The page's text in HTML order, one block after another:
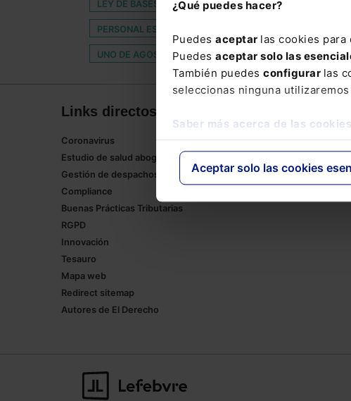
¿Qué puedes hacer?
Puedes aceptar las cookies
Puedes aceptar solo las
También puedes configurar las
seleccionas ninguna
Saber más acerca de las cookies
Aceptar solo las cookies
LEY DE BASES DEL RÉGIMEN LOCAL LEY DE RÉGIMEN
PERSONAL ESTATUTARIO DE LOS SERVICIOS DE SALUD
UNO DE AGOSTO VALOR
Links directos
Coronavirus
Estudio de salud abogacía
Gestión de despachos
Compliance
Buenas Prácticas Tributarias
RGPD
Innovación
Tesauro
Mapa web
Redirect sitemap
Autores de El Derecho
Lefebvre
Formación